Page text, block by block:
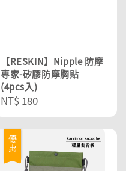
【RESKIN】Nipple 防摩
專家-矽膠防摩胸貼
(4pcs入)
Regular
price
NT$ 180
優惠